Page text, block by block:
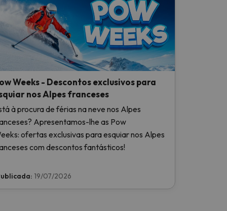
Weeks - Descontos exclusivos para
nos Alpes franceses
à procura de férias na neve nos Alpes
Apresentamos-lhe as Pow
ofertas exclusivas para esquiar nos Alpes
com descontos fantásticos!
19/07/2026